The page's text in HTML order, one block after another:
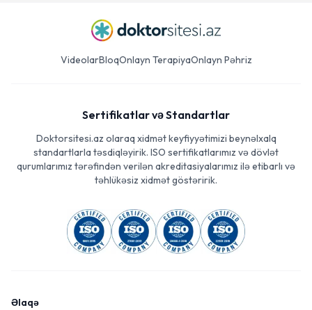
VideolarBloqOnlayn TerapiyaOnlayn Pəhriz
Sertifikatlar və Standartlar
Doktorsitesi.az olaraq xidmət keyfiyyətimizi beynəlxalq
standartlarla təsdiqləyirik. ISO sertifikatlarımız və dövlət
qurumlarımız tərəfindən verilən akreditasiyalarımız ilə etibarlı və
təhlükəsiz xidmət göstəririk.
Əlaqə